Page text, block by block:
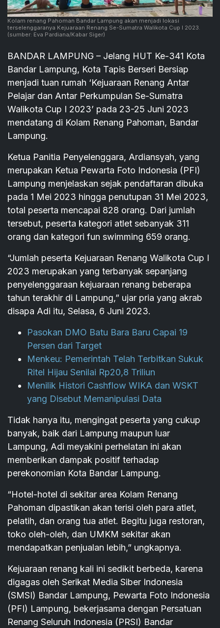
Kolam renang Pahoman Bandar Lampung akan menjadi lokasi
terselenggaranya Kejuaraan Renang Se-Sumatra Walikota Cup I 2023.
(sumber: Eva Pardiana/Kabar Siger)
BANDAR LAMPUNG – Jelang HUT Ke-341 Kota
Bandar Lampung, Kota Tapis Berseri Bersiap
menjadi tuan rumah ‘Kejuaraan Renang Antar
Pelajar dan Antar Perkumpulan Se-Sumatra
Walikota Cup I 2023’ pada 23-25 Juni 2023
mendatang di Kolam Renang Pahoman, Bandar
Lampung.
Ketua Panitia Penyelenggara, Ardiansyah, yang
merupakan Ketua Pewarta Foto Indonesia (PFI)
Lampung menjelaskan sejak pendaftaran dibuka
pada 1 Mei 2023 hingga penutupan 31 Mei 2023,
total peserta mencapai 828 orang. Dari jumlah
tersebut, peserta kategori atlet sebanyak 311
orang dan kategori fun swimming 659 orang.
“Jumlah peserta Kejuaraan Renang Walikota Cup I
2023 merupakan yang terbanyak sepanjang
penyelenggaraan kejuaraan renang beberapa
tahun terakhir di Lampung,” ujar pria yang akrab
disapa Adi itu, Selasa, 6 Juni 2023.
Pasokan DMO Batu Bara Baru Capai 19
Persen dari Target
Menkeu: Pemerintah Telah Terbitkan Sukuk
Ritel Hijau Senilai Rp20,8 Triliun
Menilik Histori Cashflow WIKA dan WSKT
yang Disebut Memanipulasi Data
Tidak hanya itu, mengingat peserta yang cukup
banyak, baik dari Lampung maupun luar
Lampung, Adi meyakini perhelatan ini akan
memberikan dampak positif terhadap
perekonomian Kota Bandar Lampung.
“Hotel-hotel di sekitar area Kolam Renang
Pahoman dipastikan akan terisi oleh para atlet,
pelatih, dan orang tua atlet. Begitu juga restoran,
toko oleh-oleh, dan UMKM sekitar akan
mendapatkan penjualan lebih,” ungkapnya.
Kejuaraan renang kali ini sedikit berbeda, karena
digagas oleh Serikat Media Siber Indonesia
(SMSI) Bandar Lampung, Pewarta Foto Indonesia
(PFI) Lampung, bekerjasama dengan Persatuan
Renang Seluruh Indonesia (PRSI) Bandar